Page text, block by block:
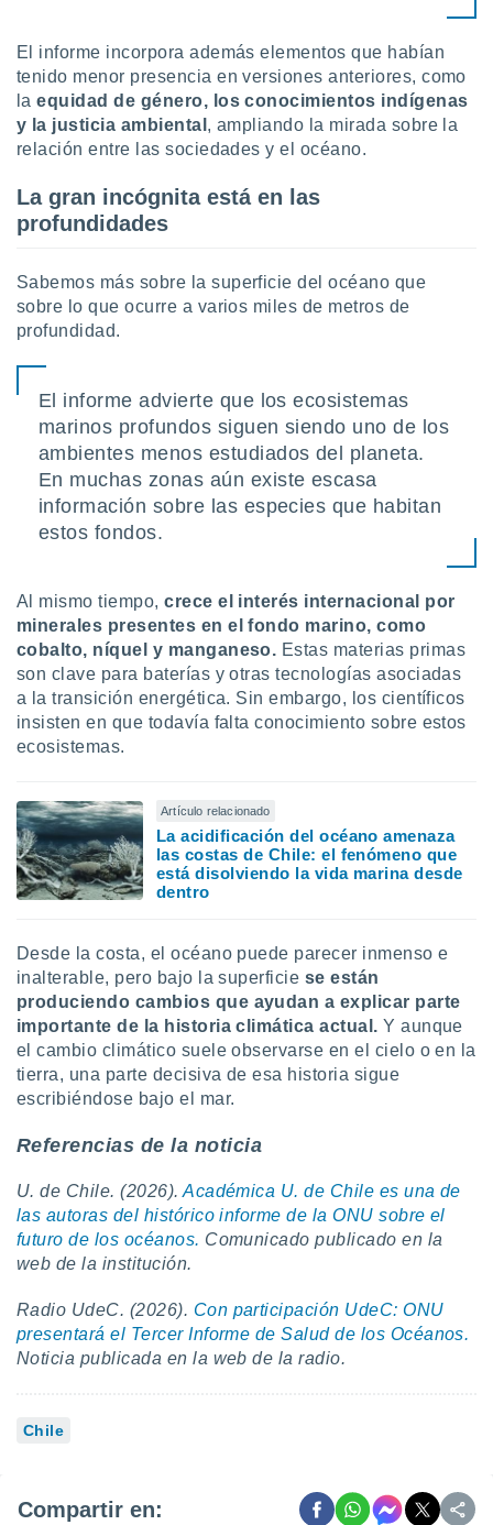
El informe incorpora además elementos que habían
tenido menor presencia en versiones anteriores, como
la equidad de género, los conocimientos indígenas
y la justicia ambiental , ampliando la mirada sobre la
relación entre las sociedades y el océano.
La gran incógnita está en las
profundidades
Sabemos más sobre la superficie del océano que
sobre lo que ocurre a varios miles de metros de
profundidad.
El informe advierte que los ecosistemas
marinos profundos siguen siendo uno de los
ambientes menos estudiados del planeta.
En muchas zonas aún existe escasa
información sobre las especies que habitan
estos fondos.
Al mismo tiempo,crece el interés internacional por
minerales presentes en el fondo marino, como
cobalto, níquel y manganeso. Estas materias primas
son clave para baterías y otras tecnologías asociadas
a la transición energética. Sin embargo, los científicos
insisten en que todavía falta conocimiento sobre estos
ecosistemas.
Artículo relacionado
La acidificación del océano amenaza
las costas de Chile: el fenómeno que
está disolviendo la vida marina desde
dentro
Desde la costa, el océano puede parecer inmenso e
inalterable, pero bajo la superficie se están
produciendo cambios que ayudan a explicar parte
importante de la historia climática actual. Y aunque
el cambio climático suele observarse en el cielo o en la
tierra, una parte decisiva de esa historia sigue
escribiéndose bajo el mar.
Referencias de la noticia
U. de Chile. (2026).Académica U. de Chile es una de
las autoras del histórico informe de la ONU sobre el
futuro de los océanos. Comunicado publicado en la
web de la institución.
Radio UdeC. (2026). Con participación UdeC: ONU
presentará el Tercer Informe de Salud de los Océanos.
Noticia publicada en la web de la radio.
Chile
Compartir en: